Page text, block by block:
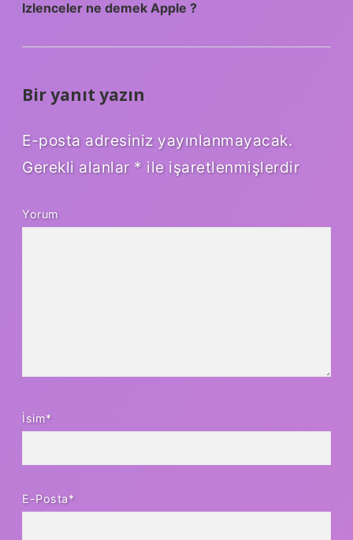
Izlenceler ne demek Apple ?
Bir yanıt yazın
E-posta adresiniz yayınlanmayacak.
Gerekli alanlar * ile işaretlenmişlerdir
Yorum
İsim*
E-Posta*